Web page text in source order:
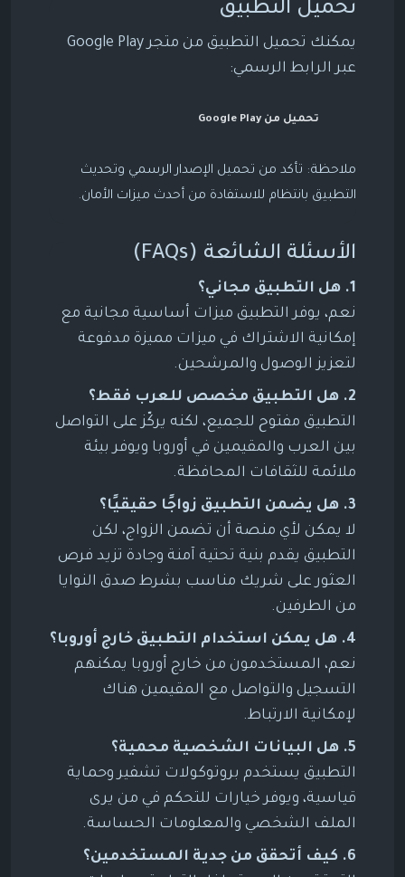
تحميل التطبيق
يمكنك تحميل التطبيق من متجر Google Play
عبر الرابط الرسمي:
تحميل من Google Play
ملاحظة: تأكد من تحميل الإصدار الرسمي وتحديث
التطبيق بانتظام للاستفادة من أحدث ميزات الأمان.
الأسئلة الشائعة (FAQs)
1. هل التطبيق مجاني؟
نعم، يوفر التطبيق ميزات أساسية مجانية مع
إمكانية الاشتراك في ميزات مميزة مدفوعة
لتعزيز الوصول والمرشحين.
2. هل التطبيق مخصص للعرب فقط؟
التطبيق مفتوح للجميع، لكنه يركّز على التواصل
بين العرب والمقيمين في أوروبا ويوفر بيئة
ملائمة للثقافات المحافظة.
3. هل يضمن التطبيق زواجًا حقيقيًا؟
لا يمكن لأي منصة أن تضمن الزواج، لكن
التطبيق يقدم بنية تحتية آمنة وجادة تزيد فرص
العثور على شريك مناسب بشرط صدق النوايا
من الطرفين.
4. هل يمكن استخدام التطبيق خارج أوروبا؟
نعم، المستخدمون من خارج أوروبا يمكنهم
التسجيل والتواصل مع المقيمين هناك
لإمكانية الارتباط.
5. هل البيانات الشخصية محمية؟
التطبيق يستخدم بروتوكولات تشفير وحماية
قياسية، ويوفر خيارات للتحكم في من يرى
الملف الشخصي والمعلومات الحساسة.
6. كيف أتحقق من جدية المستخدمين؟